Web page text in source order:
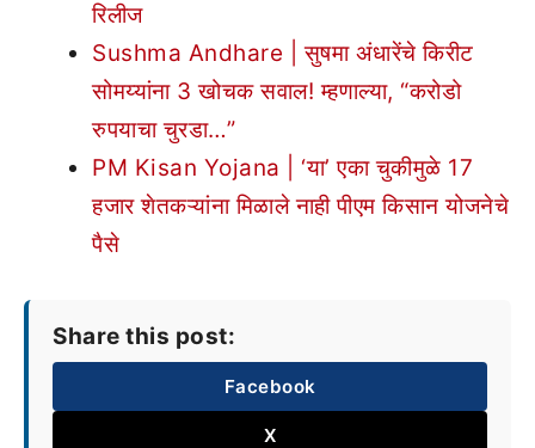
रिलीज
Sushma Andhare | सुषमा अंधारेंचे किरीट
सोमय्यांना 3 खोचक सवाल! म्हणाल्या, “करोडो
रुपयाचा चुरडा…”
PM Kisan Yojana | ‘या’ एका चुकीमुळे 17
हजार शेतकऱ्यांना मिळाले नाही पीएम किसान योजनेचे
पैसे
Share this post:
Facebook
X